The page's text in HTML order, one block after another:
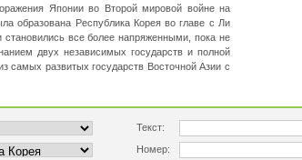
Японии во Второй мировой войне на
образована Республика Корея во главе с Ли
все более напряженными, пока не
двух независимых государств и полной
самых развитых государств Восточной Азии с
Текст:
Номер: